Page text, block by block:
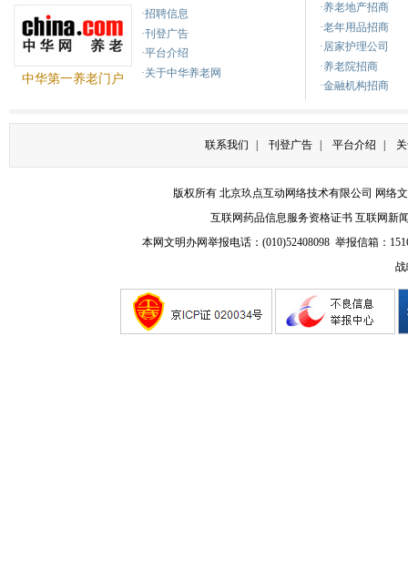
中华第一养老门户
·招聘信息
·刊登广告
·平台介绍
·关于中华养老网
·养老地产招商
·老年用品招商
·居家护理公司
·养老院招商
·金融机构招商
联系我们 刊登广告 平台介绍
版权所有 北京玖点互动网络技术有限公司 网络
互联网药品信息服务资格证书 互联网新
本网文明办网举报电话：(010)52408098 举报信箱：